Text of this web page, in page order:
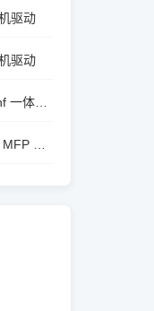
驱动
驱动